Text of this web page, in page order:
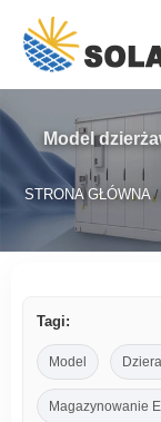
Model
STRONA GŁÓWNA/
Tagi:
Model
Magazynowanie